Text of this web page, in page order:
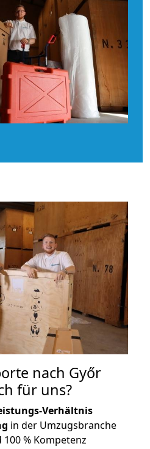
nach Győr
für uns?
Verhältnis
in der Umzugsbranche
100 % Kompetenz